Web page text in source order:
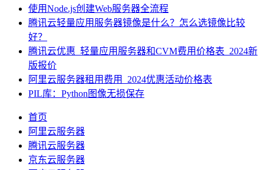
使用Node.js创建Web服务器全流程
腾讯云轻量应用服务器镜像是什么？怎么选镜像比较
好？
腾讯云优惠_轻量应用服务器和CVM费用价格表_2024新
版报价
阿里云服务器租用费用_2024优惠活动价格表
PIL库：Python图像无损保存
首页
阿里云服务器
腾讯云服务器
京东云服务器